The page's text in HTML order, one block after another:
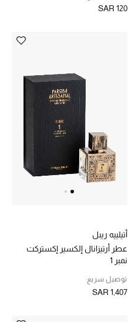
SAR 120
أتيلييه ريبل
عطر أرتيزانال إلكسير إكستركت
نمبر 1
توصيل سريع
SAR 1,407